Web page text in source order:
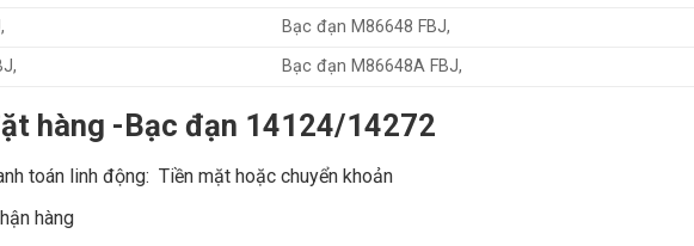
Bạc đạn M86648 FBJ,
Bạc đạn M86648A FBJ,
hàng -Bạc đạn 14124/14272
toán linh động: Tiền mặt hoặc chuyển khoản
hàng